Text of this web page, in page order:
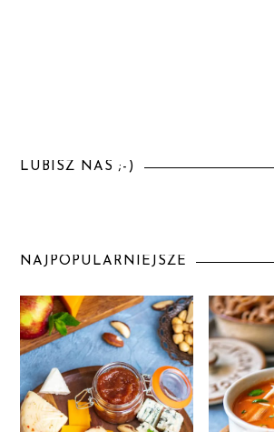
LUBISZ NAS ;-)
NAJPOPULARNIEJSZE